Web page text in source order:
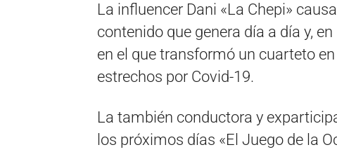
La influencer Dani «La Chepi»
contenido que genera día a día y,
en el que transformó un cuarteto
estrechos por Covid-19.
La también conductora y
los próximos días «El Juego de la